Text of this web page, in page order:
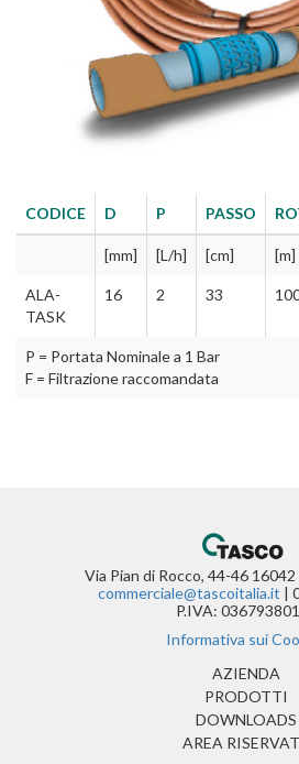
CODICE D P PASSO
[mm] [L/h] [cm] [m]
ALA-
TASK
16 2 33
P = Portata Nominale a 1 Bar
F = Filtrazione raccomandata
Via Pian di Rocco, 44-46
commerciale@tascoitalia.it |
P.IVA:
Informativa sui
AZIENDA
PRODOTTI
DOWNLOADS
AREA